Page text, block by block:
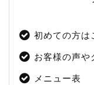
初めての方は
お客様の声や
メニュー表